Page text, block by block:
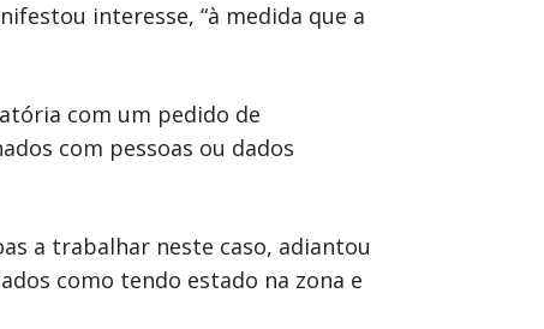
interesse, “à medida que a
com um pedido de
com pessoas ou dados
a trabalhar neste caso, adiantou
como tendo estado na zona e